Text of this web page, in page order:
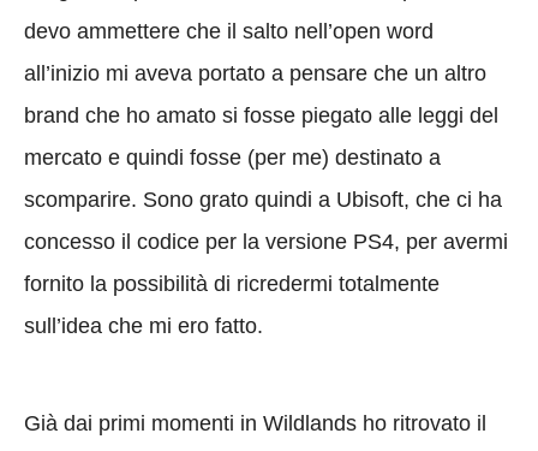
devo ammettere che il salto nell’open word
all’inizio mi aveva portato a pensare che un altro
brand che ho amato si fosse piegato alle leggi del
mercato e quindi fosse (per me) destinato a
scomparire. Sono grato quindi a Ubisoft, che ci ha
concesso il codice per la versione PS4, per avermi
fornito la possibilità di ricredermi totalmente
sull’idea che mi ero fatto.
Già dai primi momenti in Wildlands ho ritrovato il